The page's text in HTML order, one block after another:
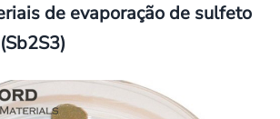
de evaporação de sulfeto